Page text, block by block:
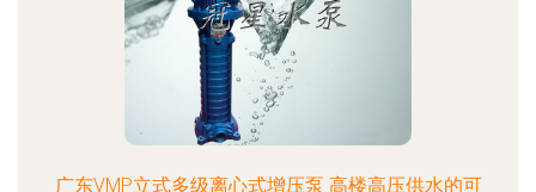
广东VMP立式多级离心式增压泵 高楼高压供水的可